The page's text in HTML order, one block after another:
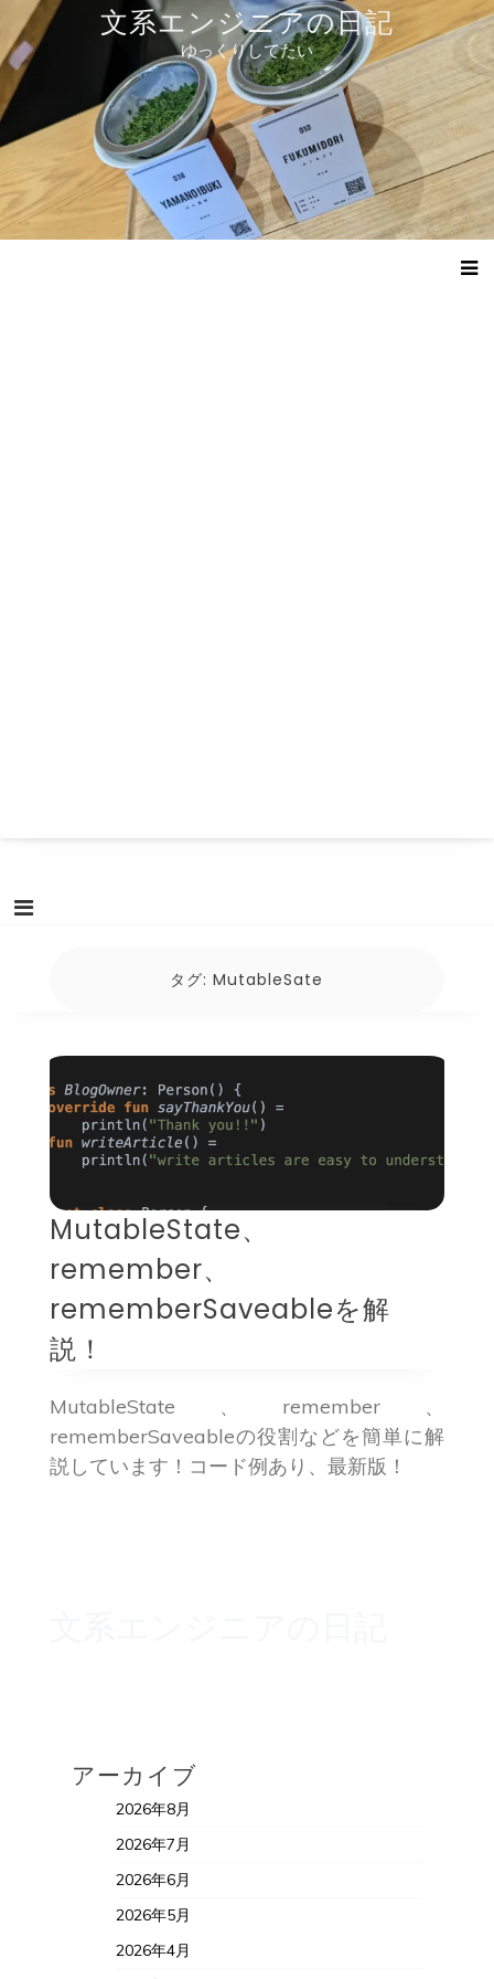
テ
ツ
へ
ス
ッ
プ
文系エンジニアの日記
ゆっくりしてたい
タグ:MutableSate
MutableState、
remember、
rememberSaveableを解
説！
MutableState、remember、
rememberSaveableの役割などを簡単に解
説しています！コード例あり、最新版！
アーカイブ
2026年8月
2026年7月
2026年6月
2026年5月
2026年4月